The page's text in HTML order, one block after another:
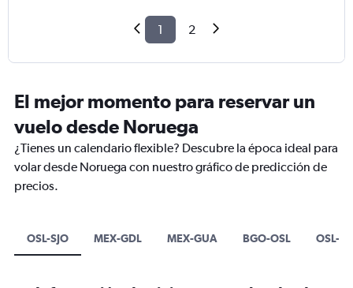
1 2
El mejor momento para reservar un
vuelo desde Noruega
¿Tienes un calendario flexible? Descubre la época ideal para
volar desde Noruega con nuestro gráfico de predicción de
precios.
OSL-SJO MEX-GDL MEX-GUA BGO-OSL OSL-